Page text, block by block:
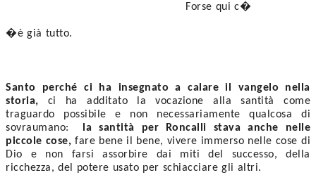
Forse qui c�
�è già tutto.
Santo perché ci ha insegnato a calare il vangelo nella
storia, ci ha additato la vocazione alla santità come
traguardo possibile e non necessariamente qualcosa di
sovraumano:
la santità per Roncalli stava anche nelle
piccole cose, fare bene il bene, vivere immerso nelle cose di
Dio e non farsi assorbire dai miti del successo, della
ricchezza, del potere usato per schiacciare gli altri.